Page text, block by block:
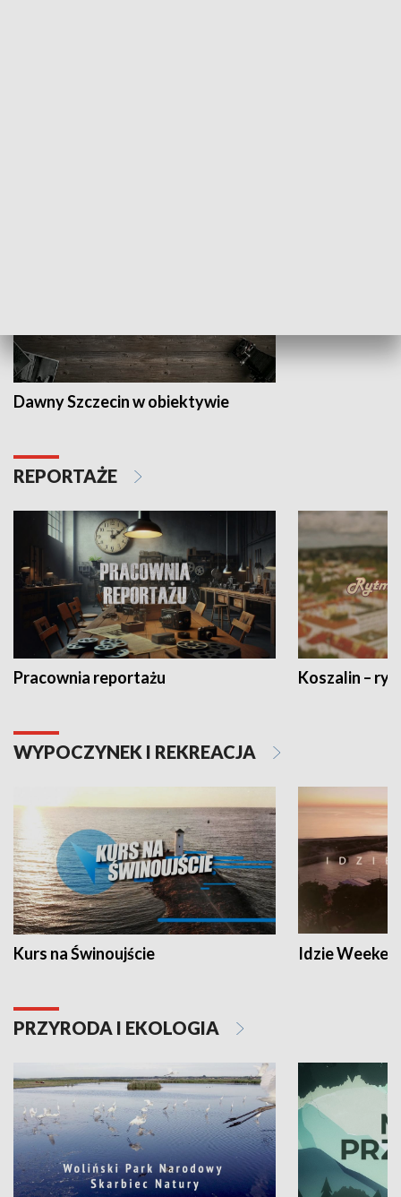
Dawny Szczecin w obiektywie
REPORTAŻE
Pracownia reportażu Koszalin –
WYPOCZYNEK I REKREACJA
Kurs na Świnoujście Idzie
PRZYRODA I EKOLOGIA